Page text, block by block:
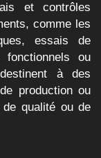
et contrôles
comme les
essais de
fonctionnels ou
à des
production ou
qualité ou de